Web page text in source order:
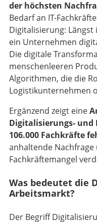
der höchsten
Bedarf an IT-
Digitalisierung: Längst
ein Unternehmen
Die digitale
menschenleeren
Algorithmen, die die
Logistikunternehmen
Ergänzend zeigt eine
Digitalisierungs- und
106.000 Fachkräfte
anhaltende
Fachkräftemangel
Was bedeutet die
Arbeitsmarkt?
Der Begriff